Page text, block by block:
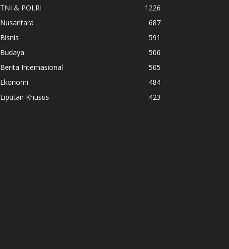
TNI & POLRI
1226
Nusantara
687
Bisnis
591
Budaya
506
Berita Internasional
505
Ekonomi
484
Liputan Khusus
423